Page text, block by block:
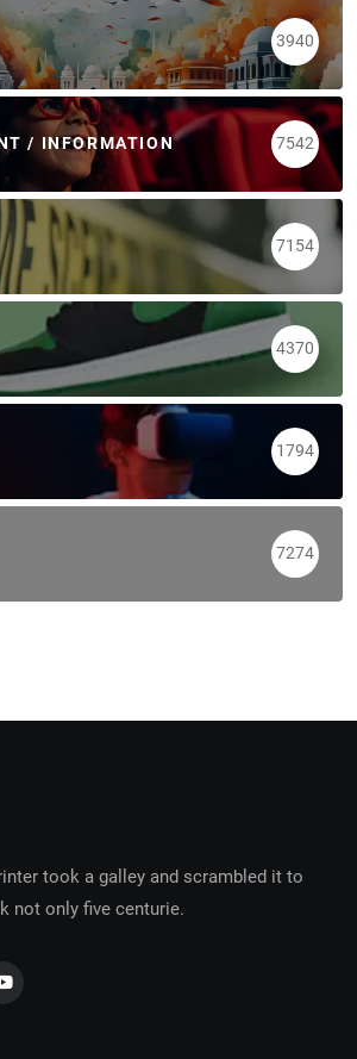
3940
/ INFORMATION 7542
7154
4370
1794
7274
took a galley and scrambled it to
not only five centurie.